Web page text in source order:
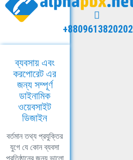
+8809613820202
ব্যবসায় এবং
করপোরেট এর
জন্য সম্পূর্ণ
ডাইনামিক
ওয়েবসাইট
ডিজাইন
বর্তমান তথ্য প্রযুক্তির
যুগে যে কোন ব্যবসা